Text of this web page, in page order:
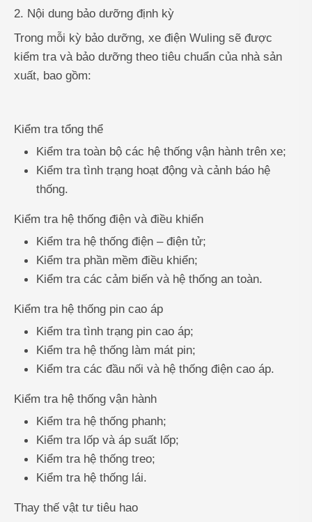
2. Nội dung bảo dưỡng định kỳ
Trong mỗi kỳ bảo dưỡng, xe điện Wuling sẽ được
kiểm tra và bảo dưỡng theo tiêu chuẩn của nhà sản
xuất, bao gồm:
Kiểm tra tổng thể
Kiểm tra toàn bộ các hệ thống vận hành trên xe;
Kiểm tra tình trạng hoạt động và cảnh báo hệ
thống.
Kiểm tra hệ thống điện và điều khiển
Kiểm tra hệ thống điện – điện tử;
Kiểm tra phần mềm điều khiển;
Kiểm tra các cảm biến và hệ thống an toàn.
Kiểm tra hệ thống pin cao áp
Kiểm tra tình trạng pin cao áp;
Kiểm tra hệ thống làm mát pin;
Kiểm tra các đầu nối và hệ thống điện cao áp.
Kiểm tra hệ thống vận hành
Kiểm tra hệ thống phanh;
Kiểm tra lốp và áp suất lốp;
Kiểm tra hệ thống treo;
Kiểm tra hệ thống lái.
Thay thế vật tư tiêu hao